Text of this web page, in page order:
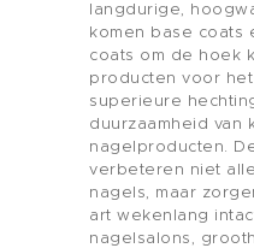
langdurige,
komen base coats
coats om de hoek
producten voor
superieure
duurzaamheid van
nagelproducten.
verbeteren niet
nagels, maar
art wekenlang
nagelsalons,